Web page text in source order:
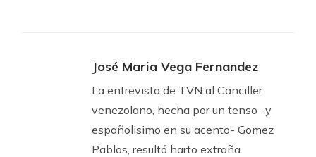
José Maria Vega Fernandez
La entrevista de TVN al Canciller
venezolano, hecha por un tenso -y
españolisimo en su acento- Gomez
Pablos, resultó harto extraña.